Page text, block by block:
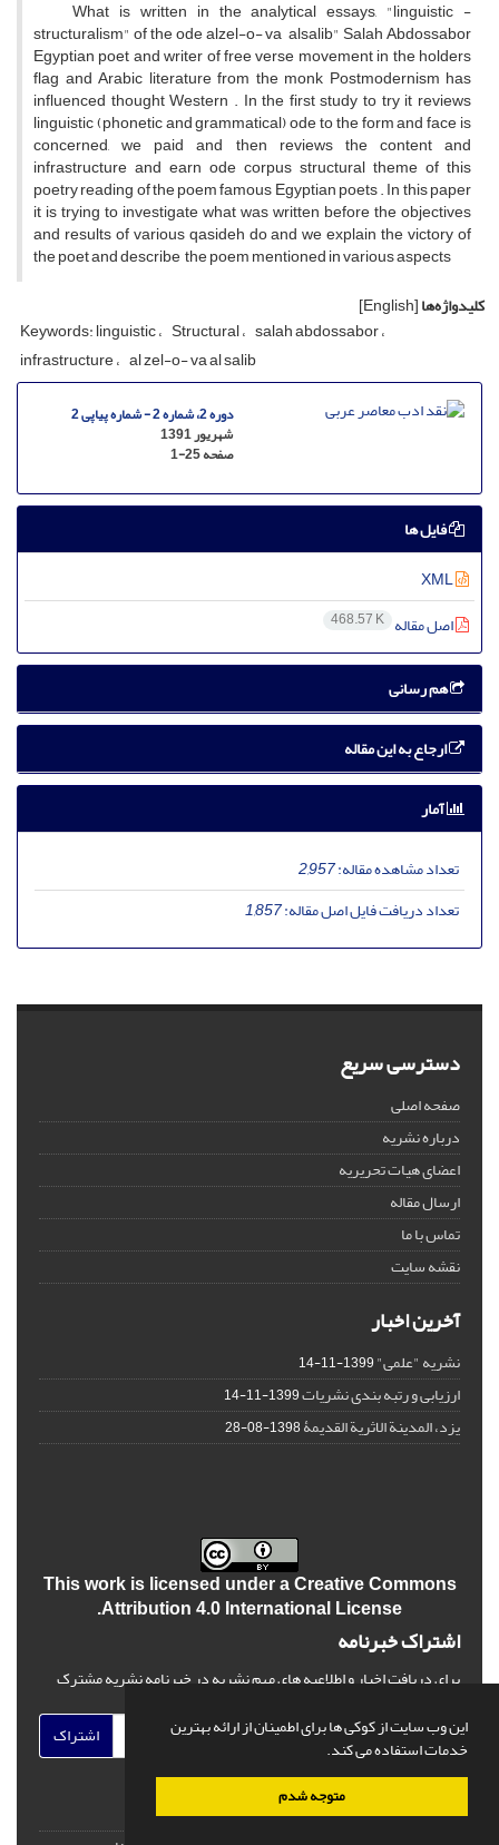
این وب سایت از کوکی ها برای اطمینان از ارائه بهترین
خدمات استفاده می کند.
متوجه شدم
What is written in the analytical essays, "linguistic -
structuralism" of the ode alzel-o- va alsalib" Salah Abdossabor
Egyptian poet and writer of free verse movement in the holders
flag and Arabic literature from the monk Postmodernism has
influenced thought Western . In the first study to try it reviews
linguistic (phonetic and grammatical) ode to the form and face is
concerned, we paid and then reviews the content and
infrastructure and earn ode corpus structural theme of this
poetry reading of the poem famous Egyptian poets . In this paper
it is trying to investigate what was written before the objectives
and results of various qasideh do and we explain the victory of
the poet and describe the poem mentioned in various aspects
کلیدواژه‌ها[English]
Keywords: linguistic Structural salah abdossabor
infrastructure al zel-o- va al salib
دوره 2، شماره 2 - شماره پیاپی 2
شهریور 1391
صفحه1-25
فایل ها
اصل مقاله 468.57 K
هم رسانی
ارجاع به این مقاله
آمار
تعداد مشاهده مقاله:2,957
تعداد دریافت فایل اصل مقاله:1,857
دسترسی سریع
صفحه اصلی
درباره نشریه
اعضای هیات تحریریه
ارسال مقاله
تماس با ما
نقشه سایت
آخرین اخبار
نشریه "علمی"1399-11-14
ارزیابی و رتبه بندی نشریات1399-11-14
یزد، المدینة الاثریة القدیمۀ1398-08-28
This work is licensed under a Creative Commons
Attribution 4.0 International License
.
اشتراک خبرنامه
برای دریافت اخبار و اطلاعیه های مهم نشریه در خبرنامه نشریه مشترک
اشتراک